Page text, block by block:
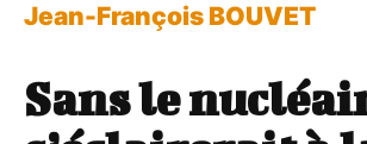
Jean-François BOUVET
Sans le